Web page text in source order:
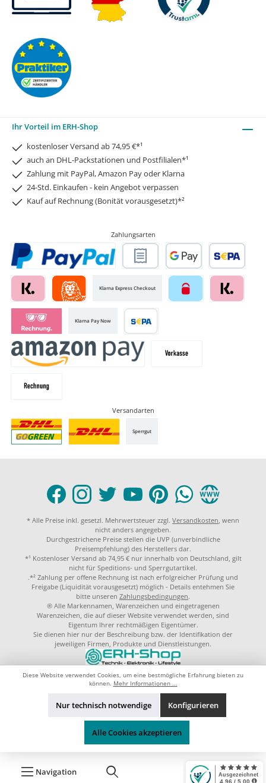
Navigation
Ihr Vorteil im ERH-Shop
kostenloser Versand ab 74,95 €*¹
auch an DHL-Packstationen und Postfilialen*¹
Zahlung mit PayPal, Amazon Pay oder Klarna
24-Std. Einkaufen - kein Angebot verpassen
Kauf auf Rechnung (Bonität vorausgesetzt)*²
Zahlungsarten
Klarna Express Checkout
Klarna Pay Now
Versandarten
Sperrgut
* Alle Preise inkl. gesetzl. Mehrwertsteuer zzgl. Versandkosten, wenn
nicht anders angegeben.
Durchgestrichene Preise stellen die UVP (unverbindliche
Preisempfehlung) des Herstellers dar.
*¹ Kostenloser Versand ab 74,95 € nur innerhalb von Deutschland, gilt
nicht für Speditions- und Sperrgutartikel.
.*² Zahlung per offene Rechnung ist nach erfolgreicher Prüfung und
Freigabe (Liquidität vorausgesetzt) möglich - Details entehmen Sie
bitte unseren Zahlungsbedingungen.
® Alle Markennamen, Warenzeichen und eingetragenen
Warenzeichen, die auf dieser Website verwendet werden, sind
Eigentum Ihrer rechtmäßigen Eigentümer.
Sie dienen hier nur der Beschreibung bzw. der Identifikation der
jeweiligen Firmen, Produkte und Dienstleistungen.
Diese Website verwendet Cookies, um eine bestmögliche Erfahrung bieten zu
können. Mehr Informationen ...
Nur technisch notwendige Konfigurieren
Alle Cookies akzeptieren